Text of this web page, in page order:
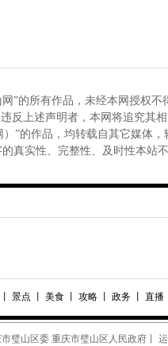
”的所有作品，未经本网授权
反上述声明者，本网将追究其
”的作品，均转载自其它媒体
真实性、完整性、及时性本站
景点 美食 攻略 政务 直播
璧山区委 重庆市璧山区人民政府丨